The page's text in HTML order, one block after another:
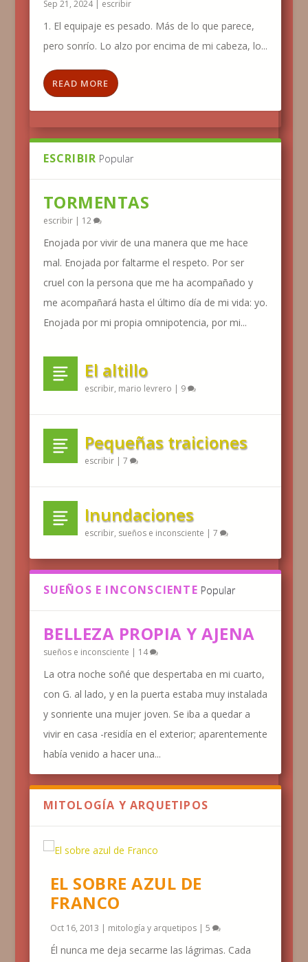
Sep 21, 2024| escribir
1. El equipaje es pesado. Más de lo que parece,
pero sonrío. Lo alzo por encima de mi cabeza, lo...
READ MORE
ESCRIBIR Popular
TORMENTAS
escribir| 12
Enojada por vivir de una manera que me hace
mal. Enojada por faltarme el respeto. Por ser
cruel con la persona que me ha acompañado y
me acompañará hasta el último día de mi vida: yo.
Enojada por mi propia omnipotencia, por mi...
El altillo
escribir, mario levrero | 9
Pequeñas traiciones
escribir| 7
Inundaciones
escribir, sueños e inconsciente | 7
SUEÑOS E INCONSCIENTE Popular
BELLEZA PROPIA Y AJENA
sueños e inconsciente | 14
La otra noche soñé que despertaba en mi cuarto,
con G. al lado, y en la puerta estaba muy instalada
y sonriente una mujer joven. Se iba a quedar a
vivir en casa -residía en el exterior; aparentemente
había venido a hacer una...
MITOLOGÍA Y ARQUETIPOS
EL SOBRE AZUL DE
FRANCO
Oct 16, 2013 | mitología y arquetipos| 5
Él nunca me deja secarme las lágrimas. Cada